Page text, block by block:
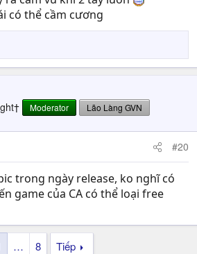
có thể cầm cương
Moderator Lão Làng GVN
#20
trong ngày release, ko nghĩ có
game của CA có thể loại free
… 8 Tiếp